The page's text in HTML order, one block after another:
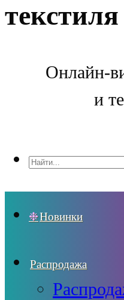
Онлайн-
и
Новинки
Распродажа